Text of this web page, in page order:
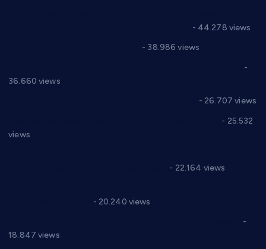
- 44.278 views
- 38.986 views
-
36.660 views
- 26.707 views
- 25.532
views
- 22.164 views
- 20.240 views
-
18.847 views